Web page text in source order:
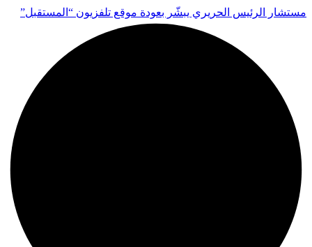
مستشار الرئيس الحريري يبشّر بعودة موقع تلفزيون “المستقبل”